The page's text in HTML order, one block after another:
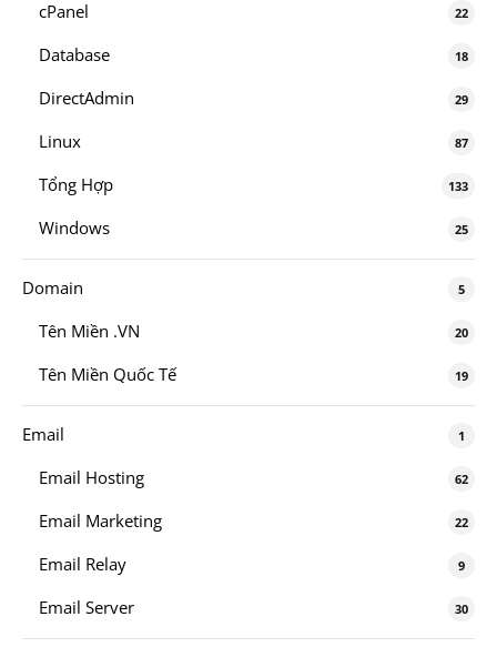
cPanel 22
Database 18
DirectAdmin 29
Linux 87
Tổng Hợp 133
Windows 25
Domain 5
Tên Miền .VN 20
Tên Miền Quốc Tế 19
Email 1
Email Hosting 62
Email Marketing 22
Email Relay 9
Email Server 30